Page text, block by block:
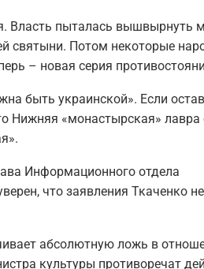
Власть пыталась вышвырнуть
святыни. Потом некоторые
– новая серия
быть украинской». Если
Нижняя «монастырская» лавра
Информационного отдела
что заявления Ткаченко
абсолютную ложь в
культуры противоречат